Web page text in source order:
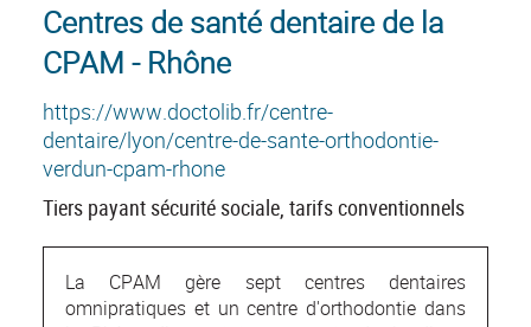
Centres de santé dentaire de la
CPAM - Rhône
https://www.doctolib.fr/centre-
dentaire/lyon/centre-de-sante-orthodontie-
verdun-cpam-rhone
Tiers payant sécurité sociale, tarifs conventionnels
La CPAM gère sept centres dentaires
omnipratiques et un centre d'orthodontie dans